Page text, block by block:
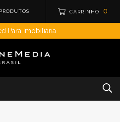
PRODUTOS CARRINHO 0
Para Imobiliária